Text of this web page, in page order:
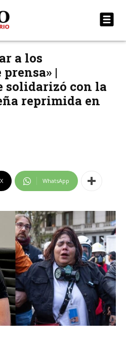
a los
|
solidarizó con la
reprimida en
X WhatsApp